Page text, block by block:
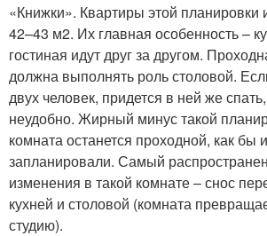
«Книжки». Квартиры этой
42–43 м2. Их главная особенность –
гостиная идут друг за другом.
должна выполнять роль столовой.
двух человек, придется в ней же
неудобно. Жирный минус такой
комната останется проходной, как бы
запланировали. Самый
изменения в такой комнате – снос
кухней и столовой (комната
студию).